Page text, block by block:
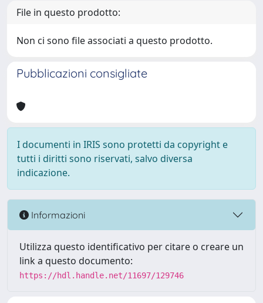
File in questo prodotto:
Non ci sono file associati a questo prodotto.
Pubblicazioni consigliate
I documenti in IRIS sono protetti da copyright e
tutti i diritti sono riservati, salvo diversa
indicazione.
Informazioni
Utilizza questo identificativo per citare o creare un
link a questo documento:
https://hdl.handle.net/11697/129746